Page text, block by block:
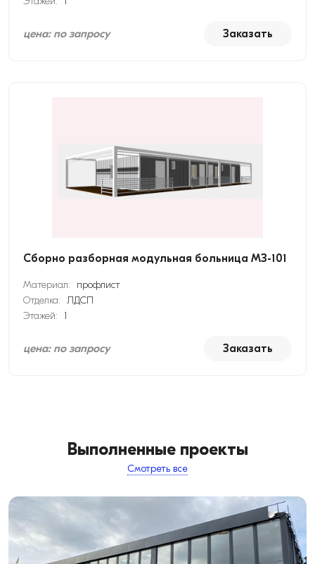
цена: по запросу Заказать
Сборно разборная модульная больница МЗ-101
Материал:
профлист
Отделка: ЛДСП
Этажей:
1
цена: по запросу Заказать
Выполненные проекты
Смотреть все